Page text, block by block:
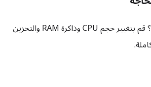
تجاوزت خطتك؟ قم بتغيير حجم CPU وذاكرة RAM والتخزين